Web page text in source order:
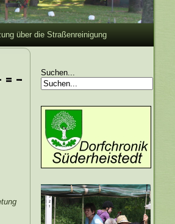
über die Straßenreinigung
Suchen...